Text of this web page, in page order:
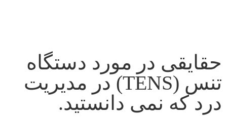
حقایقی در مورد دستگاه
تنس (TENS) در مدیریت
درد که نمی دانستید.